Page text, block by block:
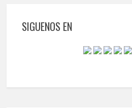
SIGUENOS EN